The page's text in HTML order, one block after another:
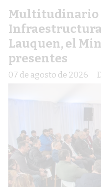
Multitudinario
Lauquen, el
presentes
07 de agosto de 2026